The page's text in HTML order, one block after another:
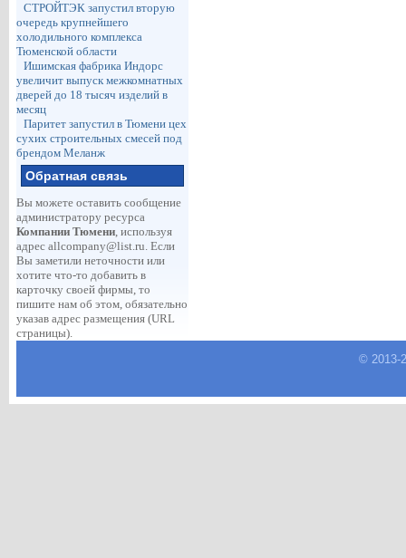
СТРОЙТЭК запустил вторую
очередь крупнейшего
холодильного комплекса
Тюменской области
Ишимская фабрика Индорс
увеличит выпуск межкомнатных
дверей до 18 тысяч изделий в
месяц
Паритет запустил в Тюмени цех
сухих строительных смесей под
брендом Меланж
Обратная связь
Вы можете оставить сообщение
администратору ресурса
Компании Тюмени, используя
адрес allcompany@list.ru. Если
Вы заметили неточности или
хотите что-то добавить в
карточку своей фирмы, то
пишите нам об этом, обязательно
указав адрес размещения (URL
страницы).
© 2013-